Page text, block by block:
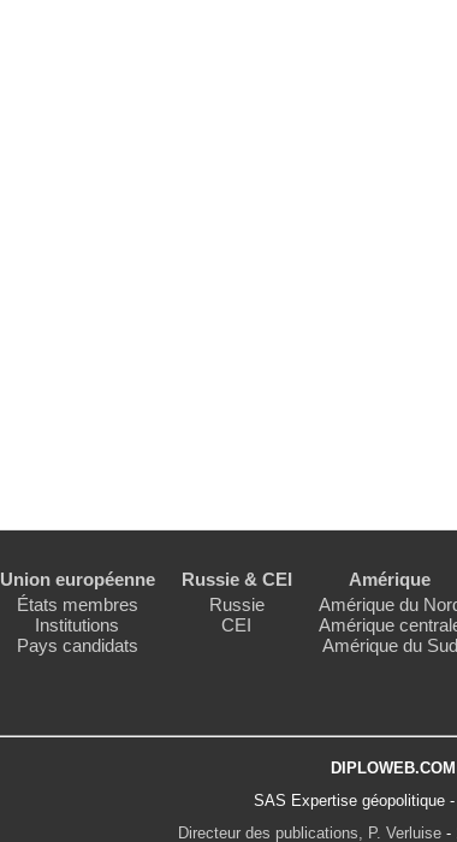
Union européenne
États membres
Institutions
Pays candidats
Russie & CEI
Russie
CEI
Amérique
Amérique du
Amérique
Amérique du Sud
SAS Expertise géopolitique
Directeur des publications, P. Verluise -